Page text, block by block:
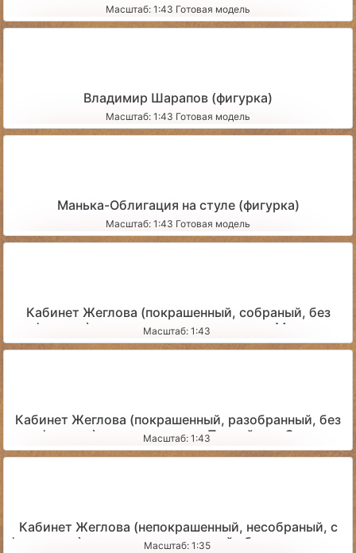
Масштаб: 1:43 Готовая модель
Владимир Шарапов (фигурка)
Масштаб: 1:43 Готовая модель
Манька-Облигация на стуле (фигурка)
Масштаб: 1:43 Готовая модель
Кабинет Жеглова (покрашенный, собраный, без
фигурок) - для доставки курьером по Москве
Масштаб: 1:43
Кабинет Жеглова (покрашенный, разобранный, без
фигурок) - для пересылки Почтой или Сдек
Масштаб: 1:43
Кабинет Жеглова (непокрашенный, несобраный, с
фигурками) - для самостоятельной сборки-покраски
Масштаб: 1:35